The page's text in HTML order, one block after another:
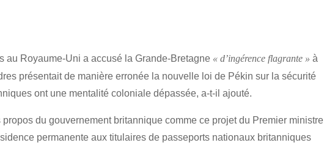
au Royaume-Uni a accusé la Grande-Bretagne « d’ingérence flagrante » à
présentait de manière erronée la nouvelle loi de Pékin sur la sécurité
ont une mentalité coloniale dépassée, a-t-il ajouté.
du gouvernement britannique comme ce projet du Premier ministre
permanente aux titulaires de passeports nationaux britanniques